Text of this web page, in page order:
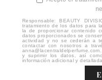
Responsable: BEAUTY
tratamiento de los datos para
la de proporcionar contenido
datos proporcionados se
actividad y no se cederán a
contactar con nosotros a
y suprimir los datos, así
información adicional y